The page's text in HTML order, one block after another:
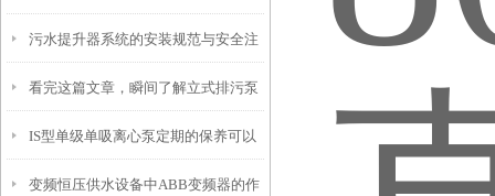
污水提升器系统的安装规范与安全注
意事项
看完这篇文章，瞬间了解立式排污泵
了
IS型单级单吸离心泵定期的保养可以
减少不必要的损失
变频恒压供水设备中ABB变频器的作